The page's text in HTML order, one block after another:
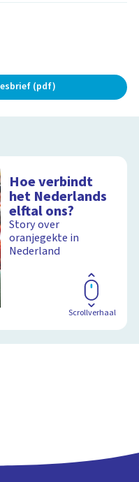
(pdf)
Hoe verbindt
het Nederlands
elftal ons?
Story over
oranjegekte in
Nederland
Scrollverhaal